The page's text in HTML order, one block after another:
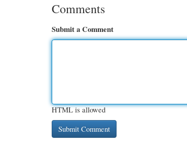
Comments
Submit a Comment
HTML is allowed